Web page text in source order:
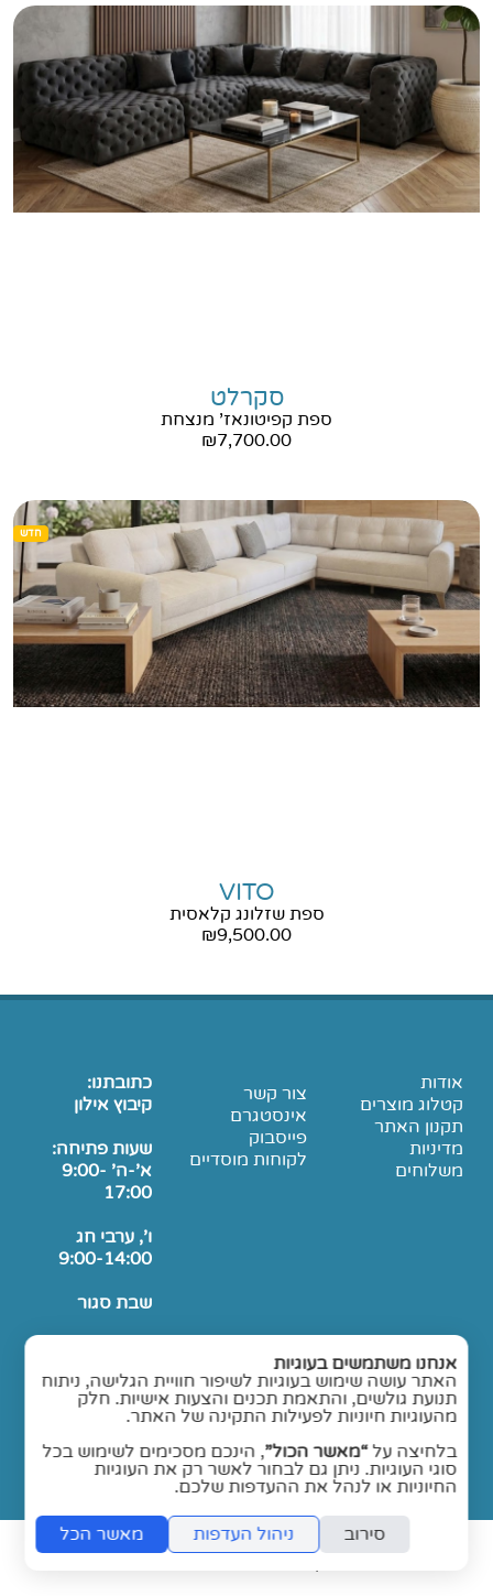
סקרלט
ספת קפיטונאז' מנצחת
₪7,700.00
חדש
VITO
ספת שזלונג קלאסית
₪9,500.00
אודות
קטלוג מוצרים
תקנון האתר
מדיניות
משלוחים
צור קשר
אינסטגרם
פייסבוק
לקוחות מוסדיים
כתובתנו:
קיבוץ אילון
שעות פתיחה:
א'-ה' 9:00-
17:00
ו', ערבי חג
9:00-14:00
שבת סגור
טלפוני בלבד.
אנחנו משתמשים בעוגיות
האתר עושה שימוש בעוגיות לשיפור חוויית הגלישה, ניתוח
תנועת גולשים, והתאמת תכנים והצעות אישיות. חלק
מהעוגיות חיוניות לפעילות התקינה של האתר.
בלחיצה על“מאשר הכול”, הינכם מסכימים לשימוש בכל
סוגי העוגיות. ניתן גם לבחור לאשר רק את העוגיות
החיוניות או לנהל את ההעדפות שלכם.
סירוב ניהול העדפות מאשר הכל